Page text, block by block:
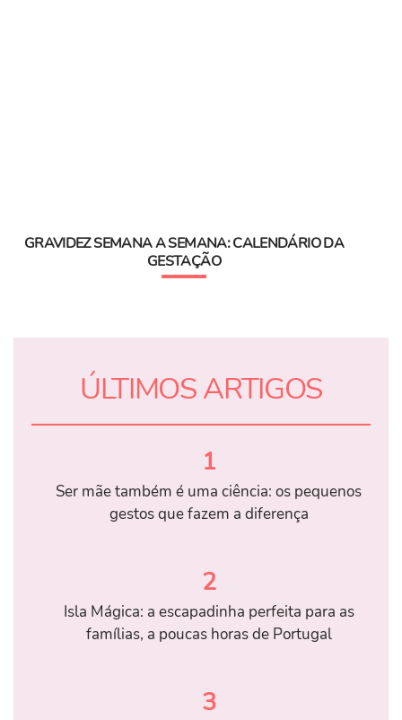
GRAVIDEZ SEMANA A SEMANA: CALENDÁRIO DA
GESTAÇÃO
ÚLTIMOS ARTIGOS
1
Ser mãe também é uma ciência: os pequenos
gestos que fazem a diferença
2
Isla Mágica: a escapadinha perfeita para as
famílias, a poucas horas de Portugal
3